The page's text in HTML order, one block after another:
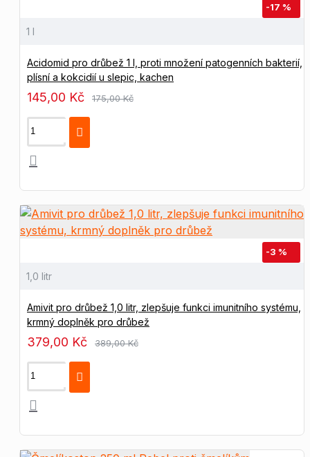
-17 %
1 l
Acidomid pro drůbež 1 l, proti množení patogenních bakterií,
plísní a kokcidií u slepic, kachen
145,00 Kč 175,00 Kč
-3 %
1,0 litr
Amivit pro drůbež 1,0 litr, zlepšuje funkci imunitního systému,
krmný doplněk pro drůbež
379,00 Kč 389,00 Kč